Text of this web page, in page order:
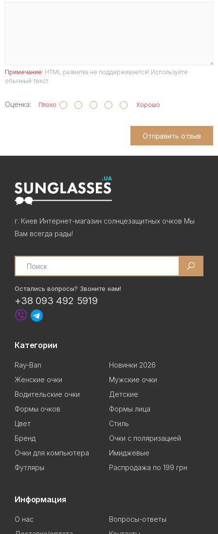
Примечание: HTML разметка не поддерживается! Используйте
обычный текст.
Оценка: Плохо Хорошо
Отправить отзыв
г. Киев Интернет-магазин солнцезащитных очков Мы
Вам всегда рады!
Search
Остались вопросы? Звоните нам!
+38 093 492 5919
Категории
Ray-Ban
Новинки 2026
Женские очки
Мужские очки
Водительские очки
Детские
Формы очков
Формы лица
Цвет
Стиль
Бренд
Очки с поляризацией
Очки для компьютера
Имиджевые
Футляры
Распродажа по 199 грн
Информация
О нас
Вопросы-ответы